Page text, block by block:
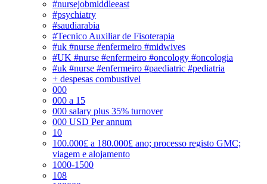
#nursejobmiddleeast
#psychiatry
#saudiarabia
#Tecnico Auxiliar de Fisoterapia
#uk #nurse #enfermeiro #midwives
#UK #nurse #enfermeiro #oncology #oncologia
#uk #nurse #enfermeiro #paediatric #pediatria
+ despesas combustivel
000
000 a 15
000 salary plus 35% turnover
000 USD Per annum
10
100.000£ a 180.000£ ano; processo registo GMC;
viagem e alojamento
1000-1500
108